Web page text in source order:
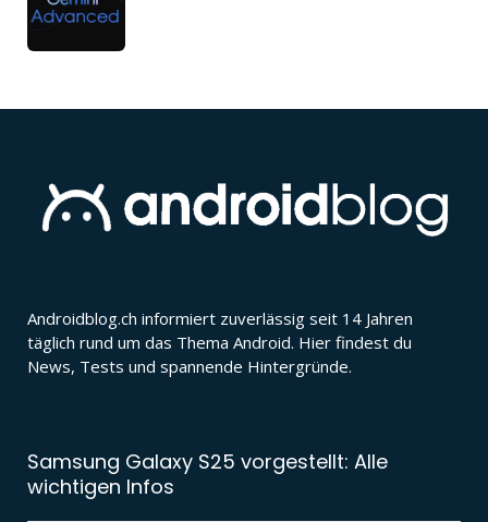
Androidblog.ch informiert zuverlässig seit 14 Jahren
täglich rund um das Thema Android. Hier findest du
News, Tests und spannende Hintergründe.
Samsung Galaxy S25 vorgestellt: Alle
wichtigen Infos